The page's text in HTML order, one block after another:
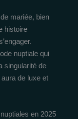
mariée, bien
histoire
nuptiale qui
singularité de
de luxe et
en 2025